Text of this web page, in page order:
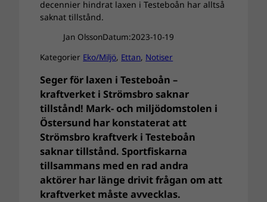
decennier hindrat laxen i Testeboån har alltså
saknat tillstånd.
Jan OlssonDatum:2023-10-19
Kategorier Eko/Miljö, Ettan, Notiser
Seger för laxen i Testeboån –
kraftverket i Strömsbro saknar
tillstånd! Mark- och miljödomstolen i
Östersund har konstaterat att
Strömsbro kraftverk i Testeboån
saknar tillstånd. Sportfiskarna
tillsammans med en rad andra
aktörer har länge drivit frågan om att
kraftverket måste avvecklas.